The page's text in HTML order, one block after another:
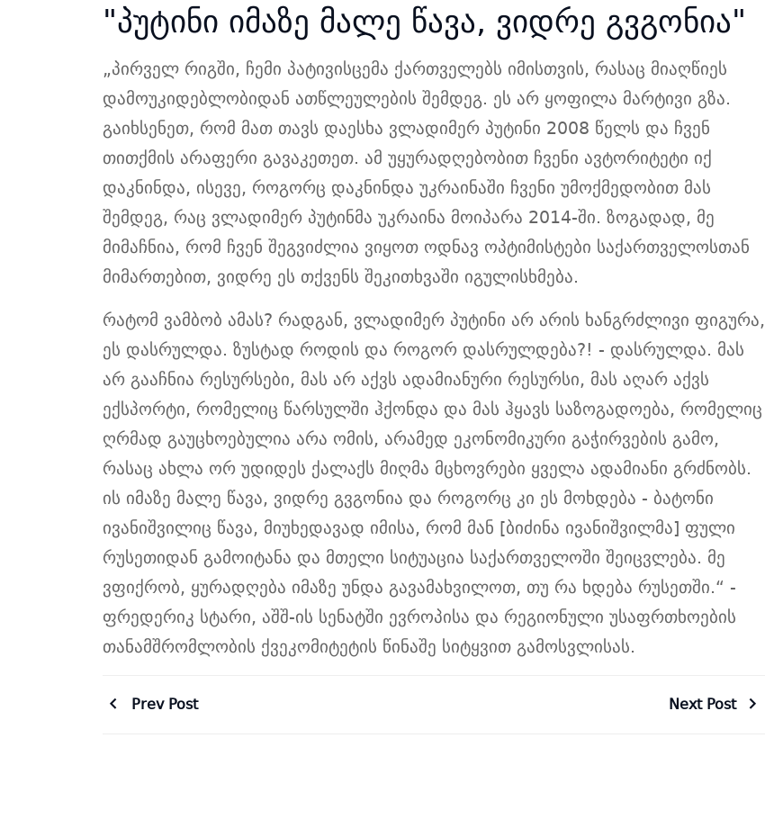
"პუტინი იმაზე მალე წავა, ვიდრე გვგონია"
„პირველ რიგში, ჩემი პატივისცემა ქართველებს იმისთვის, რასაც მიაღწიეს
დამოუკიდებლობიდან ათწლეულების შემდეგ. ეს არ ყოფილა მარტივი გზა.
გაიხსენეთ, რომ მათ თავს დაესხა ვლადიმერ პუტინი 2008 წელს და ჩვენ
თითქმის არაფერი გავაკეთეთ. ამ უყურადღებობით ჩვენი ავტორიტეტი იქ
დაკნინდა, ისევე, როგორც დაკნინდა უკრაინაში ჩვენი უმოქმედობით მას
შემდეგ, რაც ვლადიმერ პუტინმა უკრაინა მოიპარა 2014-ში. ზოგადად, მე
მიმაჩნია, რომ ჩვენ შეგვიძლია ვიყოთ ოდნავ ოპტიმისტები საქართველოსთან
მიმართებით, ვიდრე ეს თქვენს შეკითხვაში იგულისხმება.
რატომ ვამბობ ამას? რადგან, ვლადიმერ პუტინი არ არის ხანგრძლივი ფიგურა,
ეს დასრულდა. ზუსტად როდის და როგორ დასრულდება?! - დასრულდა. მას
არ გააჩნია რესურსები, მას არ აქვს ადამიანური რესურსი, მას აღარ აქვს
ექსპორტი, რომელიც წარსულში ჰქონდა და მას ჰყავს საზოგადოება, რომელიც
ღრმად გაუცხოებულია არა ომის, არამედ ეკონომიკური გაჭირვების გამო,
რასაც ახლა ორ უდიდეს ქალაქს მიღმა მცხოვრები ყველა ადამიანი გრძნობს.
ის იმაზე მალე წავა, ვიდრე გვგონია და როგორც კი ეს მოხდება - ბატონი
ივანიშვილიც წავა, მიუხედავად იმისა, რომ მან [ბიძინა ივანიშვილმა] ფული
რუსეთიდან გამოიტანა და მთელი სიტუაცია საქართველოში შეიცვლება. მე
ვფიქრობ, ყურადღება იმაზე უნდა გავამახვილოთ, თუ რა ხდება რუსეთში.“ -
ფრედერიკ სტარი, აშშ-ის სენატში ევროპისა და რეგიონული უსაფრთხოების
თანამშრომლობის ქვეკომიტეტის წინაშე სიტყვით გამოსვლისას.
Prev Post Next Post